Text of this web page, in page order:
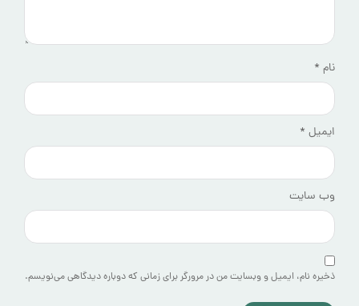
نام *
ایمیل *
وب‌ سایت
ذخیره نام، ایمیل و وبسایت من در مرورگر برای زمانی که دوباره دیدگاهی می‌نویسم.